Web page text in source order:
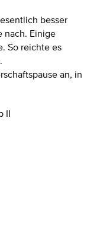
besser
nach. Einige
So reichte es
an, in
II